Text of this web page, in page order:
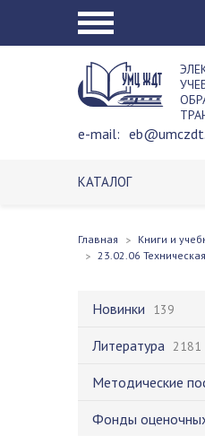
e-mail:
КАТАЛОГ
Главная Книги и
23.02.06
Новинки 139
Литература 2181
Методические
Фонды